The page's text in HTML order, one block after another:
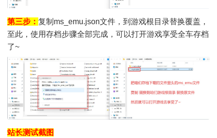
第三步： 复制ms_emu.json文件，到游戏根目录替换覆盖，
至此，使用存档步骤全部完成，可以打开游戏享受全车存档
了~
站长测试截图